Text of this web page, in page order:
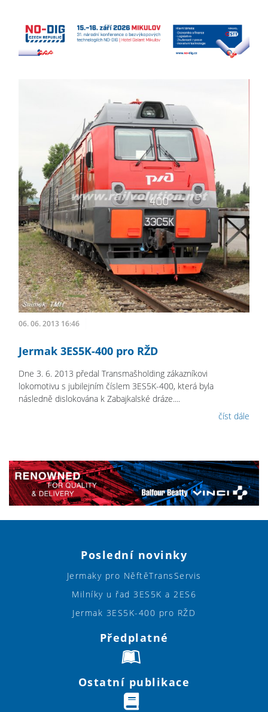
06. 06. 2013 16:46
Jermak 3ES5K-400 pro RŽD
Dne 3. 6. 2013 předal Transmašholding zákazníkovi
lokomotivu s jubilejním číslem 3ES5K-400, která byla
následně dislokována k Zabajkalské dráze....
číst dále
Poslední novinky
Jermaky pro NěftěTransServis
Milníky u řad 3ES5K a 2ES6
Jermak 3ES5K-400 pro RŽD
Předplatné
Ostatní publikace